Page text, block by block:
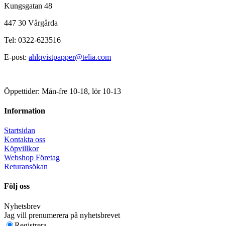
Kungsgatan 48
447 30 Vårgårda
Tel: 0322-623516
E-post: ahlqvistpapper@telia.com
Öppettider: Mån-fre 10-18, lör 10-13
Information
Startsidan
Kontakta oss
Köpvillkor
Webshop Företag
Returansökan
Följ oss
Nyhetsbrev
Jag vill prenumerera på nyhetsbrevet